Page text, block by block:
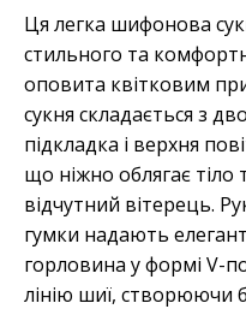
Ця легка шифонова
стильного та
оповита квітковим
сукня складається з
підкладка і верхня
що ніжно облягає тіло
відчутний вітерець.
гумки надають
горловина у формі V-
лінію шиї, створюючи